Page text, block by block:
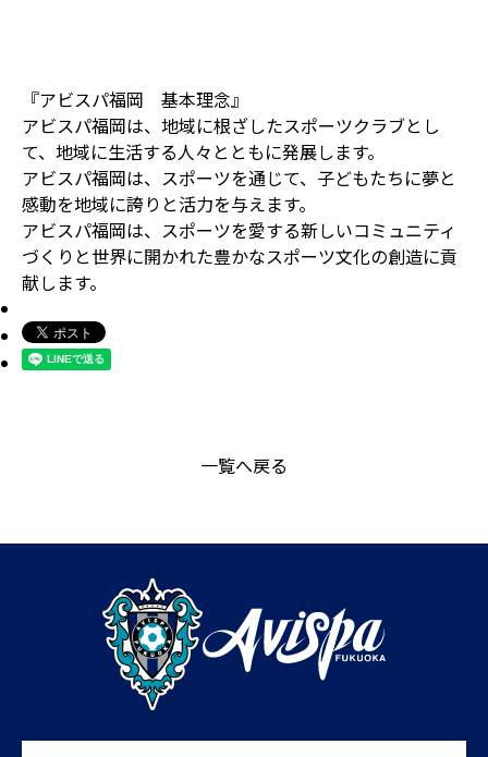
『アビスパ福岡 基本理念』
アビスパ福岡は、地域に根ざしたスポーツクラブとし
て、地域に生活する人々とともに発展します。
アビスパ福岡は、スポーツを通じて、子どもたちに夢と
感動を地域に誇りと活力を与えます。
アビスパ福岡は、スポーツを愛する新しいコミュニティ
づくりと世界に開かれた豊かなスポーツ文化の創造に貢
献します。
一覧へ戻る